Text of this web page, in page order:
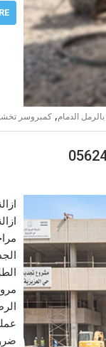
الدمام, كمبروسر